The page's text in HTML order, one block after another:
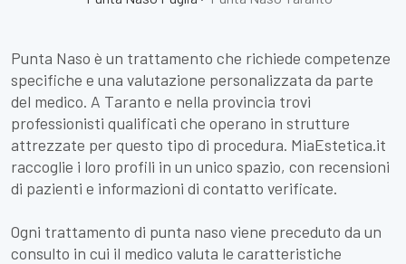
Punta Naso è un trattamento che richiede competenze
specifiche e una valutazione personalizzata da parte
del medico. A Taranto e nella provincia trovi
professionisti qualificati che operano in strutture
attrezzate per questo tipo di procedura. MiaEstetica.it
raccoglie i loro profili in un unico spazio, con recensioni
di pazienti e informazioni di contatto verificate.
Ogni trattamento di punta naso viene preceduto da un
consulto in cui il medico valuta le caratteristiche